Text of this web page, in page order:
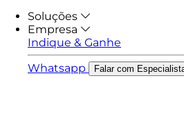
Soluções
Empresa
Indique & Ganhe
Whatsapp
Falar com